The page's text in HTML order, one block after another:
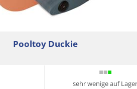
Pooltoy Duckie
sehr wenige auf Lager